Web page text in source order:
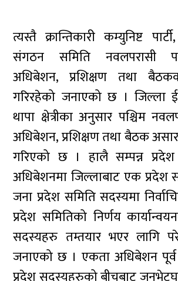
त्यस्तै क्रान्तिकारी कम्युनिष्ट
संगठन समिति नवलपरासी
अधिबेशन, प्रशिक्षण तथा
गरिरहेको जनाएको छ । जिल्ला
थापा क्षेत्रीका अनुसार पश्चिम
अधिबेशन, प्रशिक्षण तथा बैठक
गरिएको छ । हालै सम्पन्न
अधिबेशनमा जिल्लाबाट एक प्रदेश
जना प्रदेश समिति सदस्यमा
प्रदेश समितिको निर्णय
सदस्यहरु तम्तयार भएर लागि
जनाएको छ । एकता अधिबेशन पूर्व